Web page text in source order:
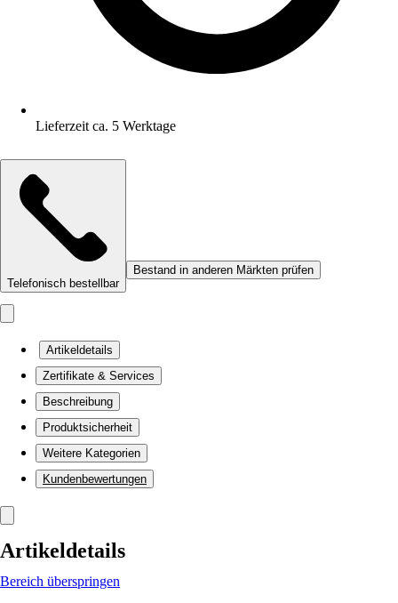
Lieferzeit ca. 5 Werktage
Telefonisch bestellbar
Bestand in anderen Märkten prüfen
Artikeldetails
Zertifikate & Services
Beschreibung
Produktsicherheit
Weitere Kategorien
Kundenbewertungen
Artikeldetails
Bereich überspringen